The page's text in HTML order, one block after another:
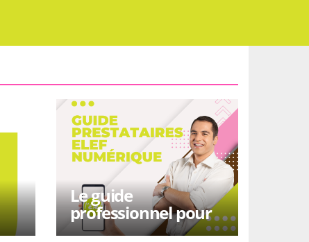
Le guide
professionnel pour
l’élef numérique !